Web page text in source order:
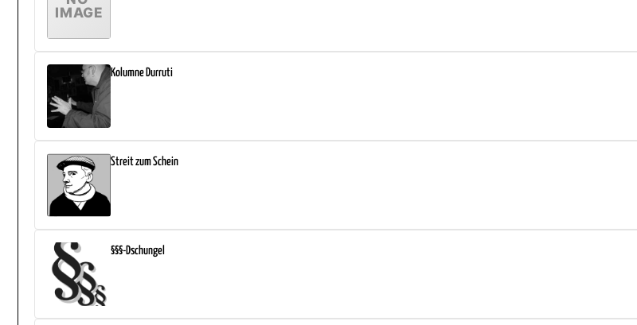
Kolumne Durruti
Streit zum Schein
§§§-Dschungel